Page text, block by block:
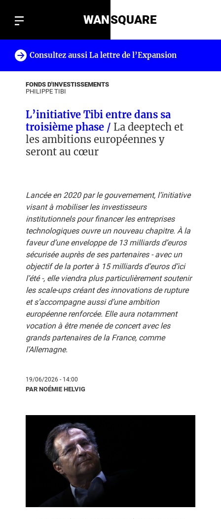
WANSQUARE
Consultez aussi La lettre de l’Expansion
FONDS D'INVESTISSEMENTS
PHILIPPE TIBI
L’initiative Tibi entre dans sa
troisième phase / La deeptech et
les ambitions européennes y
seront au cœur
Lancée en 2020 par le gouvernement, l’initiative
visant à mobiliser les investisseurs
institutionnels pour financer les entreprises
technologiques ouvre un nouveau chapitre. À la
faveur d’une enveloppe de 13 milliards d’euros
sécurisée auprès de ses partenaires - avec un
objectif de la porter à 15 milliards d’euros d’ici
l’été -, elle viendra plus particulièrement soutenir
les scale-ups créant des innovations de rupture
et s’accompagne aussi d’une ambition
européenne renforcée. Elle aura notamment
vocation à être menée de concert avec les
grands partenaires de la France, comme
l’Allemagne.
19/06/2026 - 14:00
PAR NOÉMIE HELVIG